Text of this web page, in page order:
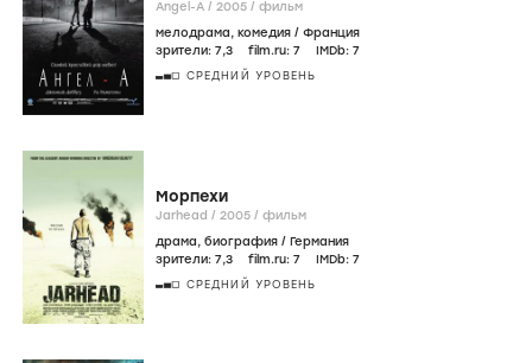
Angel-A / 2005 / фильм
мелодрама, комедия / Франция
зрители: 7,3 film.ru: 7 IMDb: 7
СРЕДНИЙ УРОВЕНЬ
Морпехи
Jarhead / 2005 / фильм
драма, биография / Германия
зрители: 7,3 film.ru: 7 IMDb: 7
СРЕДНИЙ УРОВЕНЬ